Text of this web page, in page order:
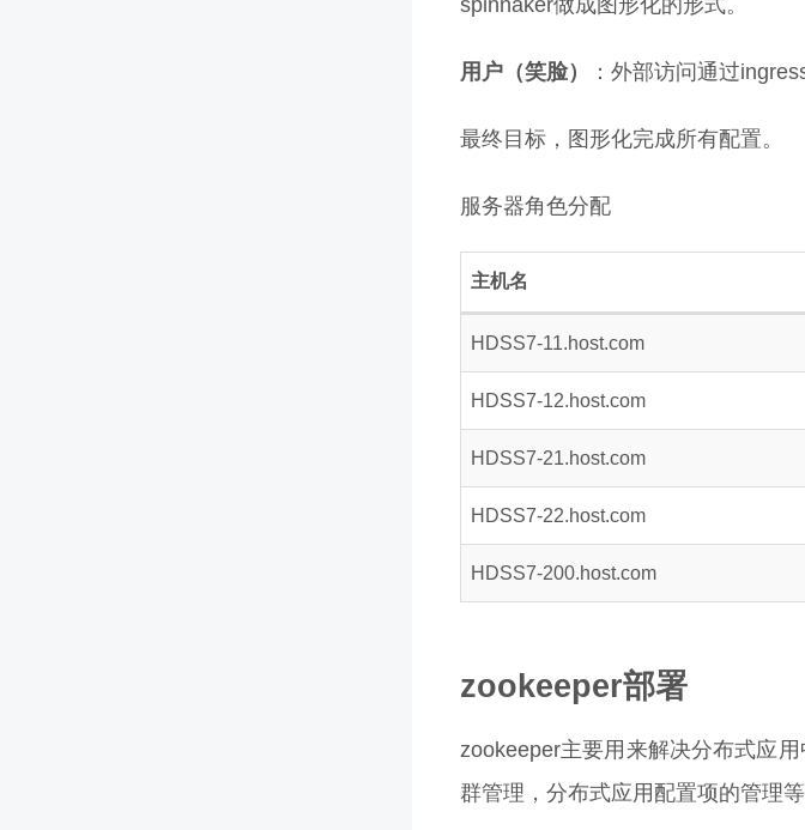
spinnaker做成图形化的形式。
用户（笑脸） ：外部访问通过
最终目标，图形化完成所有配置。
服务器角色分配
主机名
HDSS7-11.host.com
HDSS7-12.host.com
HDSS7-21.host.com
HDSS7-22.host.com
HDSS7-200.host.com
zookeeper部署
zookeeper主要用来解决分布式应
群管理，分布式应用配置项的管理